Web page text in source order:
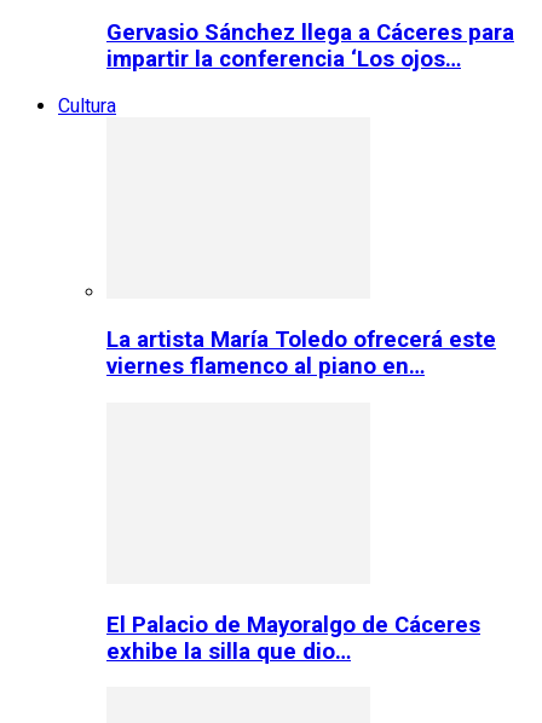
Gervasio Sánchez llega a Cáceres para
impartir la conferencia ‘Los ojos…
Cultura
La artista María Toledo ofrecerá este
viernes flamenco al piano en…
El Palacio de Mayoralgo de Cáceres
exhibe la silla que dio…